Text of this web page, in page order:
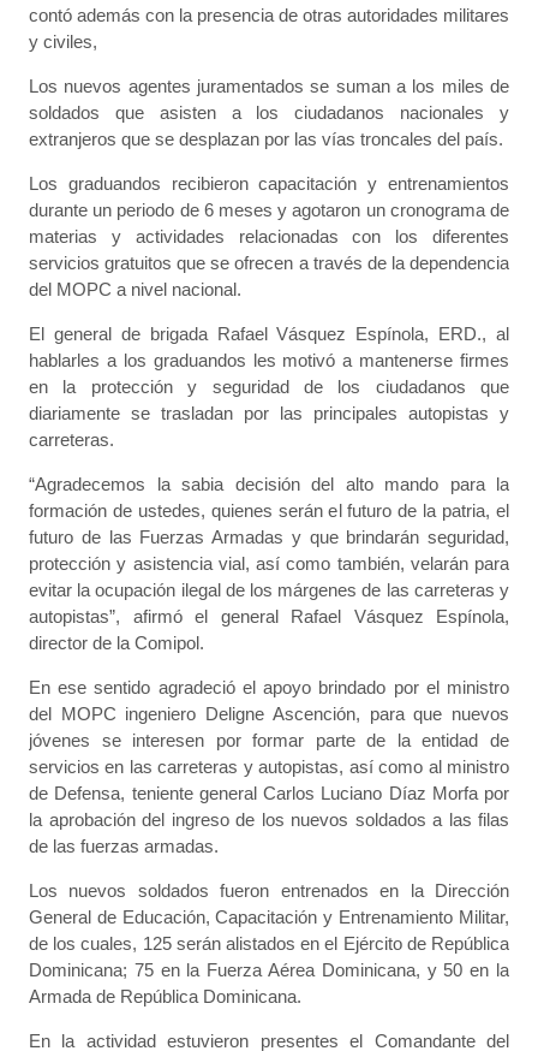
contó además con la presencia de otras autoridades militares
y civiles,
Los nuevos agentes juramentados se suman a los miles de
soldados que asisten a los ciudadanos nacionales y
extranjeros que se desplazan por las vías troncales del país.
Los graduandos recibieron capacitación y entrenamientos
durante un periodo de 6 meses y agotaron un cronograma de
materias y actividades relacionadas con los diferentes
servicios gratuitos que se ofrecen a través de la dependencia
del MOPC a nivel nacional.
El general de brigada Rafael Vásquez Espínola, ERD., al
hablarles a los graduandos les motivó a mantenerse firmes
en la protección y seguridad de los ciudadanos que
diariamente se trasladan por las principales autopistas y
carreteras.
“Agradecemos la sabia decisión del alto mando para la
formación de ustedes, quienes serán el futuro de la patria, el
futuro de las Fuerzas Armadas y que brindarán seguridad,
protección y asistencia vial, así como también, velarán para
evitar la ocupación ilegal de los márgenes de las carreteras y
autopistas”, afirmó el general Rafael Vásquez Espínola,
director de la Comipol.
En ese sentido agradeció el apoyo brindado por el ministro
del MOPC ingeniero Deligne Ascención, para que nuevos
jóvenes se interesen por formar parte de la entidad de
servicios en las carreteras y autopistas, así como al ministro
de Defensa, teniente general Carlos Luciano Díaz Morfa por
la aprobación del ingreso de los nuevos soldados a las filas
de las fuerzas armadas.
Los nuevos soldados fueron entrenados en la Dirección
General de Educación, Capacitación y Entrenamiento Militar,
de los cuales, 125 serán alistados en el Ejército de República
Dominicana; 75 en la Fuerza Aérea Dominicana, y 50 en la
Armada de República Dominicana.
En la actividad estuvieron presentes el Comandante del